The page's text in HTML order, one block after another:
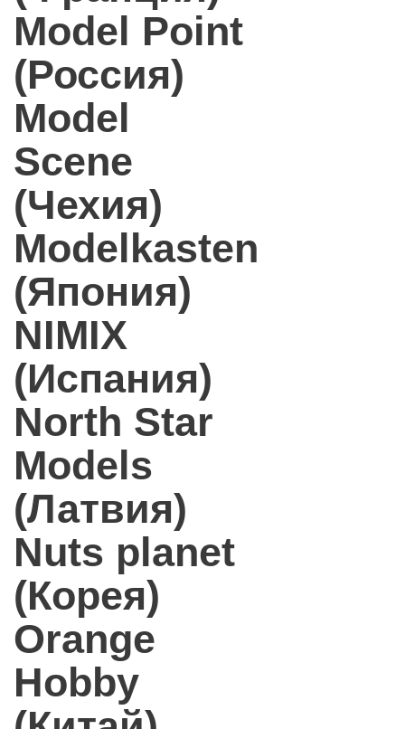
Model Point
(Россия)
Model
Scene
(Чехия)
Modelkasten
(Япония)
NIMIX
(Испания)
North Star
Models
(Латвия)
Nuts planet
(Корея)
Orange
Hobby